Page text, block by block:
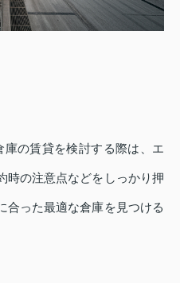
の賃貸を検討する際は、エ
時の注意点などをしっかり押
合った最適な倉庫を見つける